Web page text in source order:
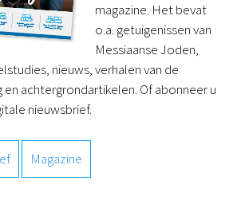
magazine. Het bevat
o.a. getuigenissen van
Messiaanse Joden,
nieuws, verhalen van de
en achtergrondartikelen. Of abonneer u
nieuwsbrief.
Magazine